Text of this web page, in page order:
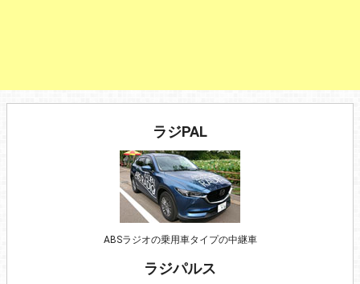
ラジPAL
ABSラジオの乗用車タイプの中継車
ラジパルス